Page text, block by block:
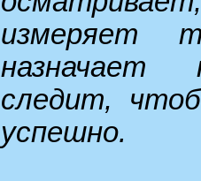
измеряет
назначает
следит,
успешно.